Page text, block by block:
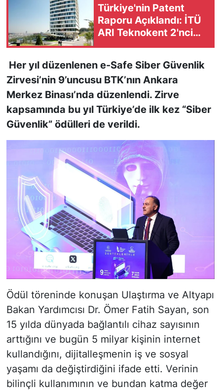
Türkiye'nin Patent
Raporu Açıklandı: İTÜ
ARI Teknokent 2'nci
Her yıl düzenlenen e-Safe Siber Güvenlik
Zirvesi’nin 9’uncusu BTK’nın Ankara
Merkez Binası’nda düzenlendi. Zirve
kapsamında bu yıl Türkiye’de ilk kez “Siber
Güvenlik” ödülleri de verildi.
Ödül töreninde konuşan Ulaştırma ve Altyapı
Bakan Yardımcısı Dr. Ömer Fatih Sayan, son
15 yılda dünyada bağlantılı cihaz sayısının
arttığını ve bugün 5 milyar kişinin internet
kullandığını, dijitalleşmenin iş ve sosyal
yaşamı da değiştirdiğini ifade etti. Verinin
bilinçli kullanımının ve bundan katma değer
KONGRE HABERLERİ
KONGRE TAKVİMİ
RÖPORTAJLAR
BİYOGRAFİLER